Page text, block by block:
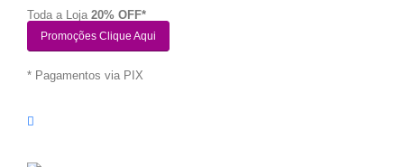
Toda a Loja 20% OFF*
Promoções Clique Aqui
* Pagamentos via PIX